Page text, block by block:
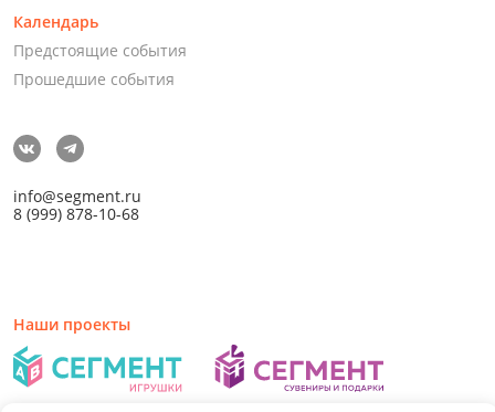
Календарь
Предстоящие события
Прошедшие события
info@segment.ru
8 (999) 878-10-68
Наши проекты